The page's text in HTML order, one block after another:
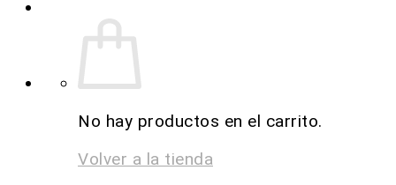
No hay productos en el carrito.
Volver a la tienda